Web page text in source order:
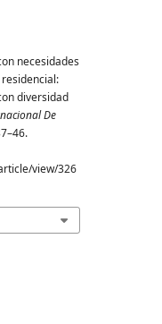
necesidades
diversidad
De
view/326